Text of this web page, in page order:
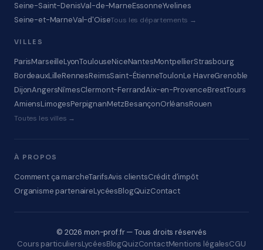
Seine-Saint-DenisVal-de-MarneEssonneYvelines
Seine-et-MarneVal-d'OiseTous les départements →
VILLES
ParisMarseilleLyonToulouseNiceNantesMontpellierStrasbourg
BordeauxLilleRennesReimsSaint-ÉtienneToulonLe HavreGrenoble
DijonAngersNîmesClermont-FerrandAix-en-ProvenceBrestTours
AmiensLimogesPerpignanMetzBesançonOrléansRouen
Toutes les villes →
À PROPOS
Comment ça marcheTarifsAvis clientsCrédit d'impôt
Organisme partenaireLycéesBlogQuizContact
© 2026 mon-prof.fr — Tous droits réservés
Cours particuliersLycéesBlogQuizContactMentions légalesCGU